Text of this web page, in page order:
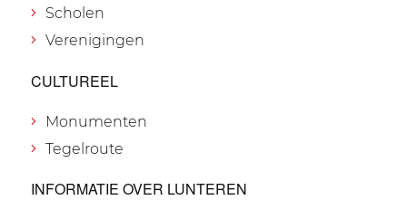
Scholen
Verenigingen
CULTUREEL
Monumenten
Tegelroute
INFORMATIE OVER LUNTEREN